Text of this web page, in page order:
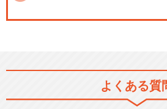
よくある質